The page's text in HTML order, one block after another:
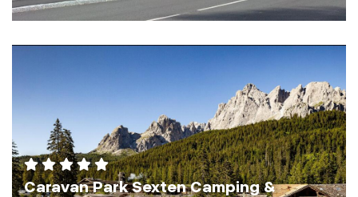
Caravan Park Sexten Camping &